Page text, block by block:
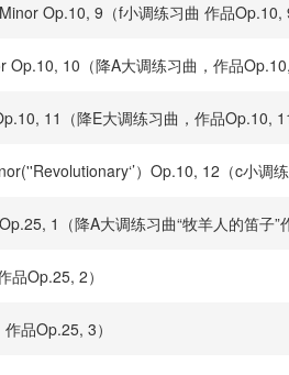
Op.10, 9（f小调练习曲 作品Op.10,
10（降A大调练习曲，作品Op.10,
11（降E大调练习曲，作品Op.10, 11
）Op.10, 12（c小调练
1（降A大调练习曲“牧羊人的笛子”
Op.25, 2）
品Op.25, 3）